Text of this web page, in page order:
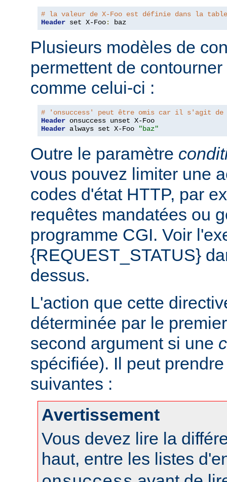
# la valeur de X-Foo est définie dans la
Header set X-Foo: baz
Plusieurs modèles de
permettent de
comme celui-ci :
# 'onsuccess' peut être omis car il s'agit de
Header
Header always set X-Foo "baz"
Outre le paramètre
vous pouvez limiter une
codes d'état HTTP, par
requêtes mandatées ou
programme CGI. Voir
{REQUEST_STATUS}
dessus.
L'action que cette
déterminée par le
second argument si une
spécifiée). Il peut
suivantes :
Avertissement
Vous devez lire la
haut, entre les listes